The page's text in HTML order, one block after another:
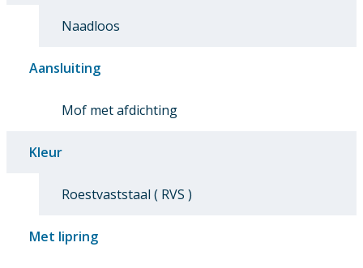
Naadloos
Aansluiting
Mof met afdichting
Kleur
Roestvaststaal ( RVS )
Met lipring